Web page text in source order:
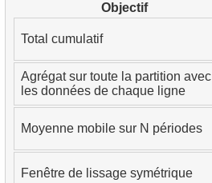
Objectif
Total cumulatif
Agrégat sur toute la partition avec
les données de chaque ligne
Moyenne mobile sur N périodes
Fenêtre de lissage symétrique